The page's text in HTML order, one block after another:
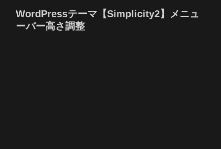
WordPressテーマ【Simplicity2】メニュ
ーバー高さ調整